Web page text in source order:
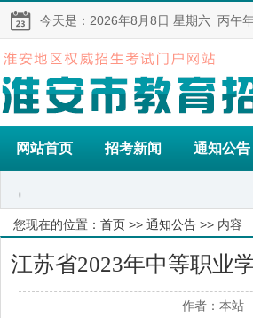
今天是： 2026年8月8日 星期六 丙午
网站首页 招考新闻 通知公告
您现在的位置： 首页 >> 通知公告 >> 内容
江苏省2023年中等职业
作者：本